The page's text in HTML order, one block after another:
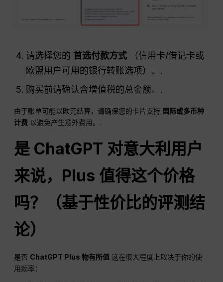
请选择您的 首选付款方式 （信用卡/借记卡或
欧盟用户可用的银行转账选项）。.
购买前请确认含增值税的总金额。.
由于账单可能以欧元结算，请确保您的卡片支持 国际或多币种
计费 以避免产生意外费用。.
是 ChatGPT 对意大利用户
来说，Plus 值得这个价格
吗？（基于性价比的评测结
论）
是否 ChatGPT Plus 物有所值 这在很大程度上取决于你的使
用频率：